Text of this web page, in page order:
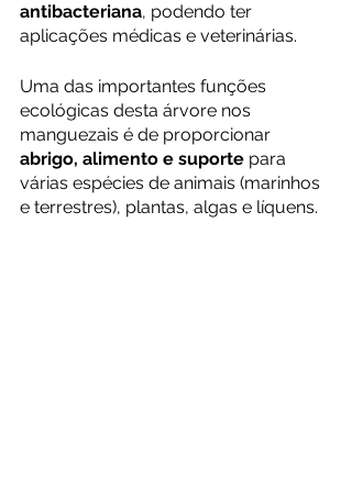
antibacteriana, podendo ter
aplicações médicas e veterinárias.
Uma das importantes funções
ecológicas desta árvore nos
manguezais é de proporcionar
abrigo, alimento e suporte para
várias espécies de animais (marinhos
e terrestres), plantas, algas e líquens.